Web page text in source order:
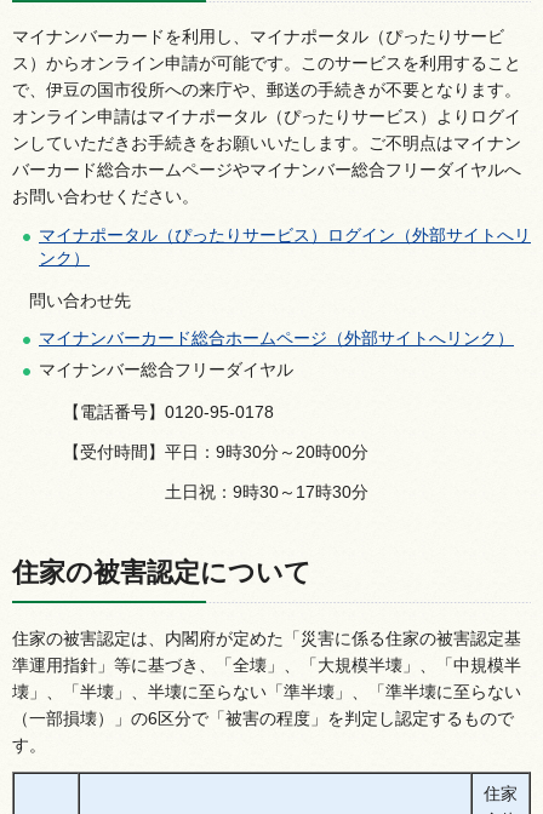
マイナンバーカードを利用し、マイナポータル（ぴったりサービ
ス）からオンライン申請が可能です。このサービスを利用すること
で、伊豆の国市役所への来庁や、郵送の手続きが不要となります。
オンライン申請はマイナポータル（ぴったりサービス）よりログイ
ンしていただきお手続きをお願いいたします。ご不明点はマイナン
バーカード総合ホームページやマイナンバー総合フリーダイヤルへ
お問い合わせください。
マイナポータル（ぴったりサービス）ログイン（外部サイトへリ
ンク）
問い合わせ先
マイナンバーカード総合ホームページ（外部サイトへリンク）
マイナンバー総合フリーダイヤル
【電話番号】0120-95-0178
【受付時間】平日：9時30分～20時00分
土日祝：9時30～17時30分
住家の被害認定について
住家の被害認定は、内閣府が定めた「災害に係る住家の被害認定基
準運用指針」等に基づき、「全壊」、「大規模半壊」、「中規模半
壊」、「半壊」、半壊に至らない「準半壊」、「準半壊に至らない
（一部損壊）」の6区分で「被害の程度」を判定し認定するもので
す。
住家